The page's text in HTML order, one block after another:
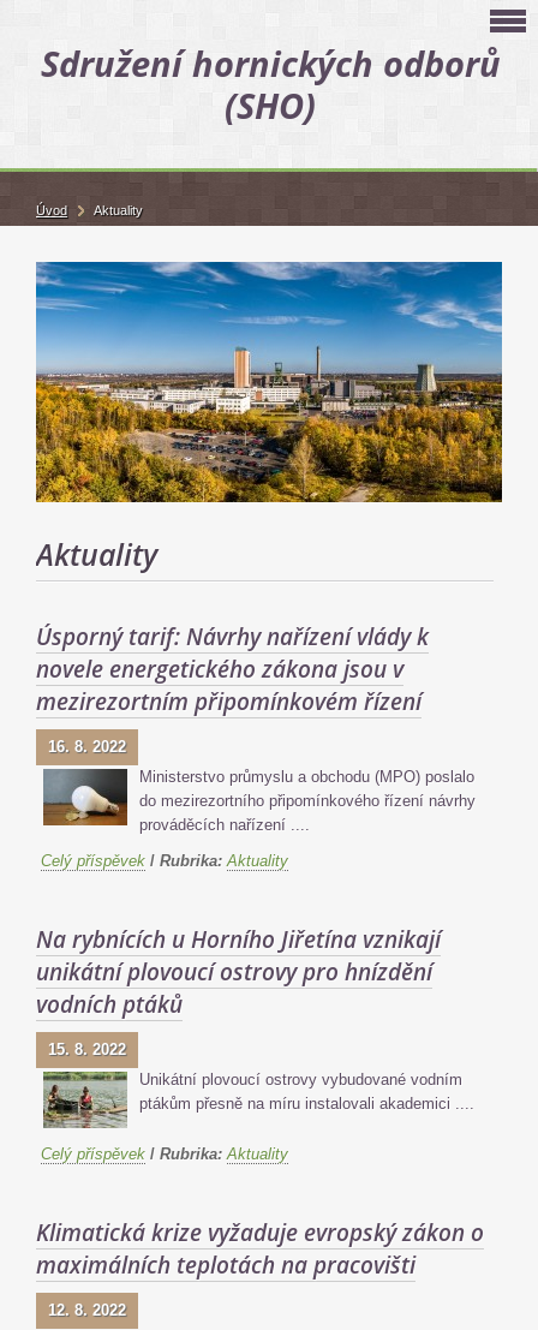
Sdružení hornických odborů
(SHO)
Aktuality
Úsporný tarif: Návrhy nařízení vlády k
novele energetického zákona jsou v
mezirezortním připomínkovém řízení
16. 8. 2022
Ministerstvo průmyslu a obchodu (MPO) poslalo
do mezirezortního připomínkového řízení návrhy
prováděcích nařízení ....
Celý příspěvek / Rubrika: Aktuality
Na rybnících u Horního Jiřetína vznikají
unikátní plovoucí ostrovy pro hnízdění
vodních ptáků
15. 8. 2022
Unikátní plovoucí ostrovy vybudované vodním
ptákům přesně na míru instalovali akademici ....
Celý příspěvek / Rubrika: Aktuality
Klimatická krize vyžaduje evropský zákon o
maximálních teplotách na pracovišti
12. 8. 2022
Úvod Aktuality